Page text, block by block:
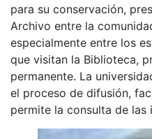
para su conservación,
Archivo entre la
especialmente entre los
que visitan la Biblioteca,
permanente. La
el proceso de difusión,
permite la consulta de las